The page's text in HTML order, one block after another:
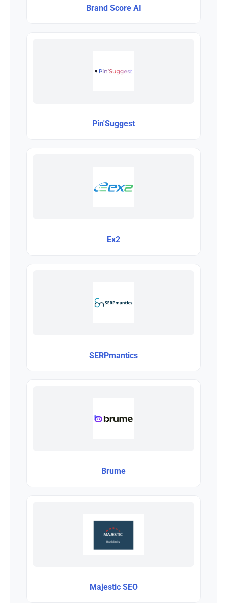
Brand Score AI
Pin'Suggest
Ex2
SERPmantics
Brume
Majestic SEO